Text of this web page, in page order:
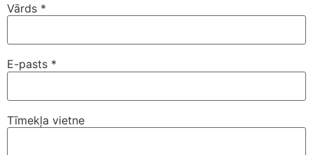
Vārds *
E-pasts *
Tīmekļa vietne